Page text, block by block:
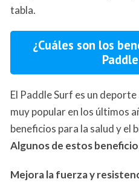
tabla.
¿Cuáles son los
El Paddle Surf es un
muy popular en los últimos
beneficios para la salud y el
Algunos de estos
Mejora la fuerza y